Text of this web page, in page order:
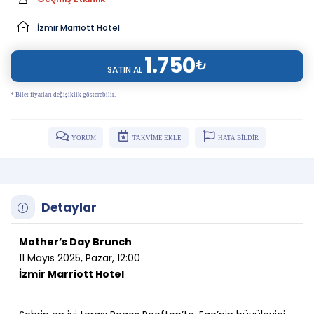
İzmir Marriott Hotel
SATIN AL 1.750₺
* Bilet fiyatları değişiklik gösterebilir.
YORUM TAKVİME EKLE HATA BİLDİR
Detaylar
Mother’s Day Brunch
11 Mayıs 2025, Pazar, 12:00
İzmir Marriott Hotel